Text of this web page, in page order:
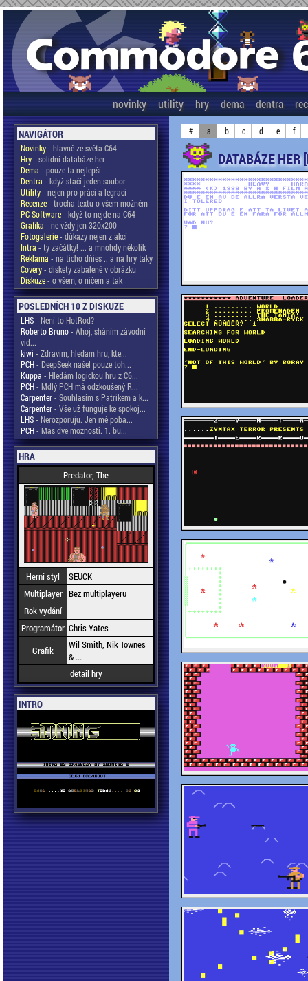
novinky utility hry dema dentra
NAVIGÁTOR
Novinky- hlavně ze světa C64
Hry- solidní databáze her
Dema - pouze ta nejlepší
Dentra - když stačí jeden soubor
Utility- nejen pro práci a legraci
Recenze- trocha textu o všem možném
PC Software- když to nejde na C64
Grafika - ne vždy jen 320x200
Fotogalerie- důkazy nejen z akcí
Intra - ty začátky! ... a mnohdy několik
Reklama - na ticho dňies .. a na hry taky
Covery- diskety zabalené v obrázku
Diskuze- o všem, o ničem a tak
POSLEDNÍCH 10 Z DISKUZE
LHS- Není to HotRod?
Roberto Bruno- Ahoj, sháním závodní
vid...
kiwi - Zdravim, hledam hru, kte...
PCH- DeepSeek našel pouze toh...
Kuppa - Hledám logickou hru z C6...
PCH- Mdlý PCH má odzkoušený R...
Carpenter- Souhlasím s Patrikem a k...
Carpenter- Vše už funguje ke spokoj...
LHS- Nerozporuju. Jen mě poba...
PCH- Mas dve moznosti. 1. bu...
HRA
Predator, The
Herní styl
SEUCK
Multiplayer Bez multiplayeru
Rok vydání
Programátor Chris Yates
Grafik
Wil Smith, Nik Townes
& ...
detail hry
INTRO
# a b c d e f
DATABÁZE